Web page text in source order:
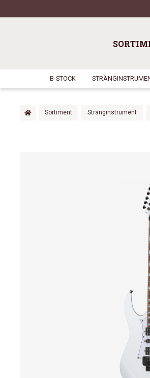
B-STOCK
Sortiment Stränginstrument